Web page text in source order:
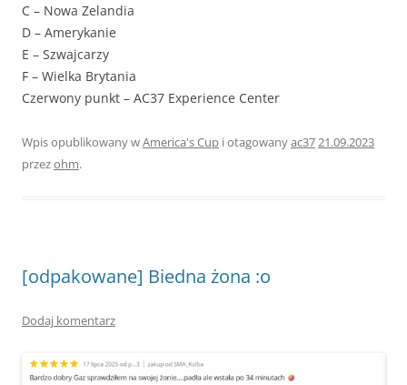
C – Nowa Zelandia
D – Amerykanie
E – Szwajcarzy
F – Wielka Brytania
Czerwony punkt – AC37 Experience Center
Wpis opublikowany wAmerica's Cup i otagowanyac3721.09.2023
przezohm.
[odpakowane] Biedna żona :o
Dodaj komentarz